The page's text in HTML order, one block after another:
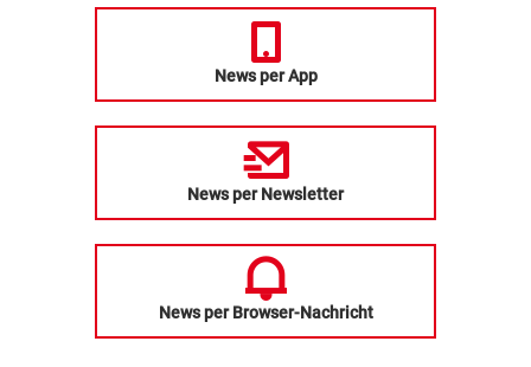
News per App
News per Newsletter
News per Browser-Nachricht